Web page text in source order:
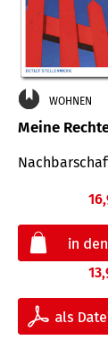
WOHNEN
Meine